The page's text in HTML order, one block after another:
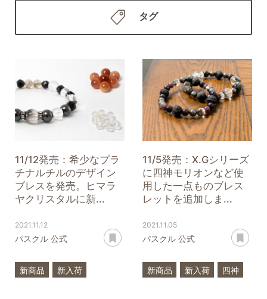
タグ
11/12発売：希少なプラ
チナルチルのデザイン
ブレスを発売。ヒマラ
ヤクリスタルに新...
2021.11.12
パスクル 公式
あとで読む
新商品
新入荷
11/5発売：X.Gシリーズ
に四神モリオンなど使
用した一点ものブレス
レットを追加しま...
2021.11.05
パスクル 公式
新商品 新入荷
四神